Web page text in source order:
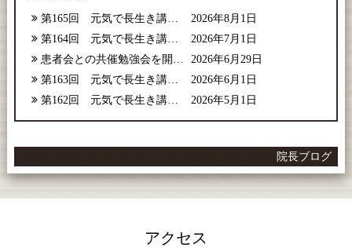
第165回 元気で長生き講座【2026年8月号】
2026年8月1日
第164回 元気で長生き講座【2026年7月号】
2026年7月1日
患者会との共催勉強会を開催しました
2026年6月29日
第163回 元気で長生き講座【2026年6月号】
2026年6月1日
第162回 元気で長生き講座【2026年5月号】
2026年5月1日
院長ブログ
アクセス